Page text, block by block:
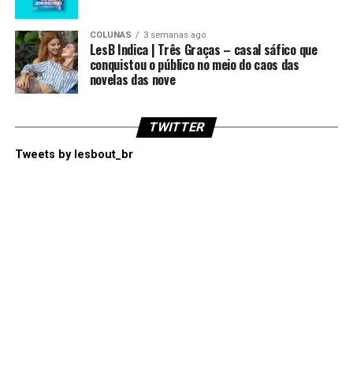
COLUNAS 3 semanas ago
LesB Indica | Três Graças – casal sáfico que
conquistou o público no meio do caos das
novelas das nove
TWITTER
Tweets by lesbout_br